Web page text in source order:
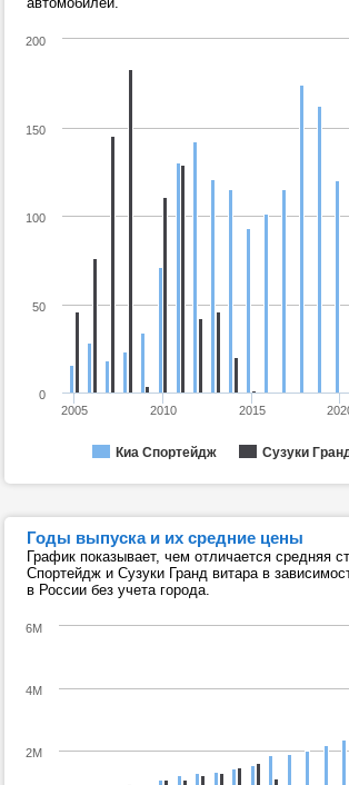
Киа Спортейдж Сузуки
2005 2010 2015
0
50
100
150
200
Годы выпуска и их средние цены
График показывает, чем отличается средняя
Спортейдж и Сузуки Гранд витара в
в России без учета города.
2M
4M
6M